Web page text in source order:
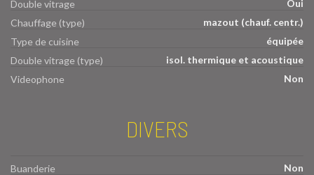
Double vitrage
Oui
Chauffage (type)
mazout (chauf. centr.)
Type de cuisine
équipée
Double vitrage (type)
isol. thermique et acoustique
Videophone
Non
DIVERS
Buanderie
Non